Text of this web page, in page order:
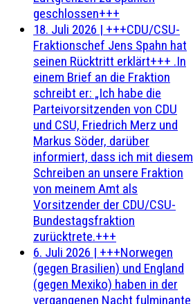
geschlossen+++
18. Juli 2026 | +++CDU/CSU-
Fraktionschef Jens Spahn hat
seinen Rücktritt erklärt+++ .In
einem Brief an die Fraktion
schreibt er: „Ich habe die
Parteivorsitzenden von CDU
und CSU, Friedrich Merz und
Markus Söder, darüber
informiert, dass ich mit diesem
Schreiben an unsere Fraktion
von meinem Amt als
Vorsitzender der CDU/CSU-
Bundestagsfraktion
zurücktrete.+++
6. Juli 2026 | +++Norwegen
(gegen Brasilien) und England
(gegen Mexiko) haben in der
vergangenen Nacht fulminante